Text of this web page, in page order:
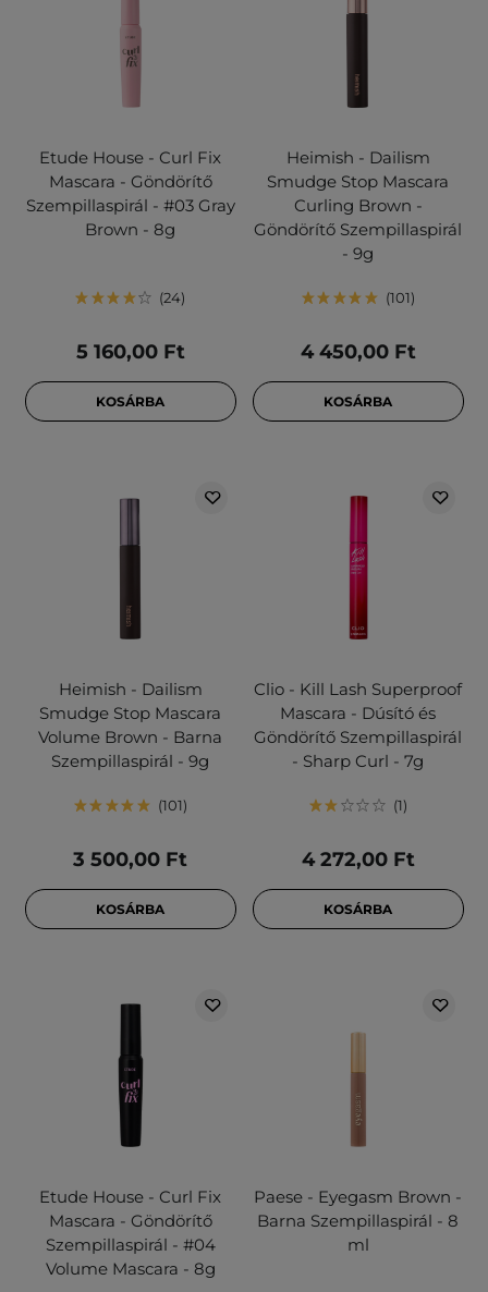
Etude House - Curl Fix
Mascara - Göndörítő
Szempillaspirál - #03 Gray
Brown - 8g
24
5 160,00 Ft
KOSÁRBA
Heimish - Dailism
Smudge Stop Mascara
Curling Brown -
Göndörítő Szempillaspirál
- 9g
101
4 450,00 Ft
KOSÁRBA
Heimish - Dailism
Smudge Stop Mascara
Volume Brown - Barna
Szempillaspirál - 9g
101
3 500,00 Ft
KOSÁRBA
Clio - Kill Lash Superproof
Mascara - Dúsító és
Göndörítő Szempillaspirál
- Sharp Curl - 7g
1
4 272,00 Ft
KOSÁRBA
Etude House - Curl Fix
Mascara - Göndörítő
Szempillaspirál - #04
Volume Mascara - 8g
Paese - Eyegasm Brown -
Barna Szempillaspirál - 8
ml